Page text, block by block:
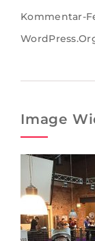
Kommentar-
Image